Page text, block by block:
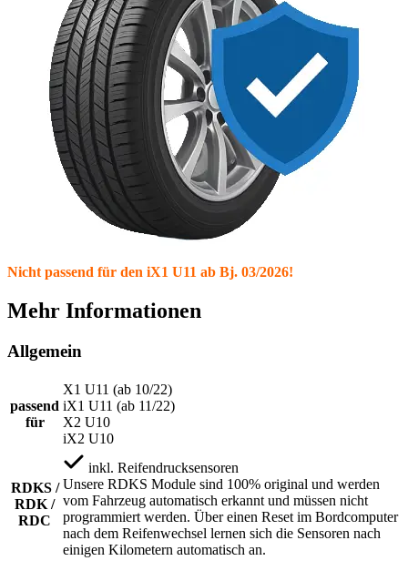
Nicht passend für den iX1 U11 ab Bj. 03/2026!
Mehr Informationen
Allgemein
passend
für
X1 U11 (ab 10/22)
iX1 U11 (ab 11/22)
X2 U10
iX2 U10
RDKS /
RDK /
RDC
inkl. Reifendrucksensoren
Unsere RDKS Module sind 100% original und werden
vom Fahrzeug automatisch erkannt und müssen nicht
programmiert werden. Über einen Reset im Bordcomputer
nach dem Reifenwechsel lernen sich die Sensoren nach
einigen Kilometern automatisch an.